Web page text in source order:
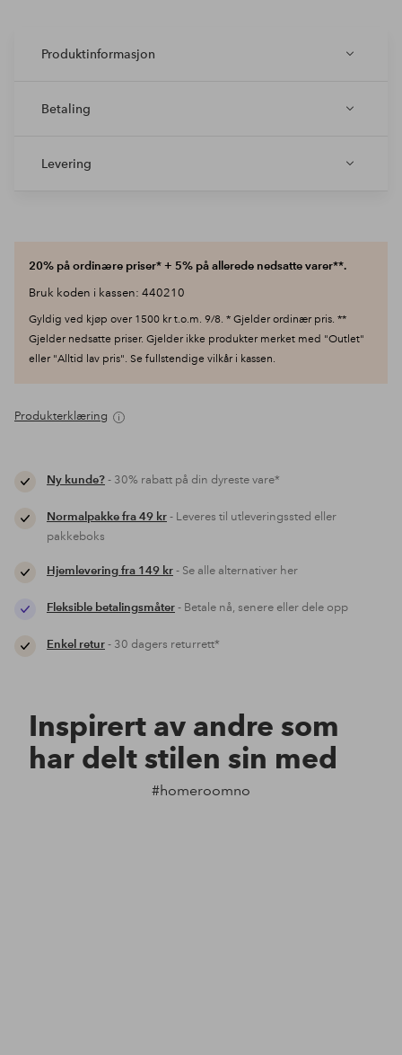
Produktinformasjon
Betaling
Levering
20% på ordinære priser* + 5% på allerede nedsatte varer**.
Bruk koden i kassen: 440210
Gyldig ved kjøp over 1500 kr t.o.m. 9/8. * Gjelder ordinær pris. **
Gjelder nedsatte priser. Gjelder ikke produkter merket med "Outlet"
eller "Alltid lav pris". Se fullstendige vilkår i kassen.
Produkterklæring
Ny kunde?- 30% rabatt på din dyreste vare*
Normalpakke fra 49 kr- Leveres til utleveringssted eller
pakkeboks
Hjemlevering fra 149 kr- Se alle alternativer her
Fleksible betalingsmåter- Betale nå, senere eller dele opp
Enkel retur- 30 dagers returrett*
Inspirert av andre som
har delt stilen sin med
#homeroomno